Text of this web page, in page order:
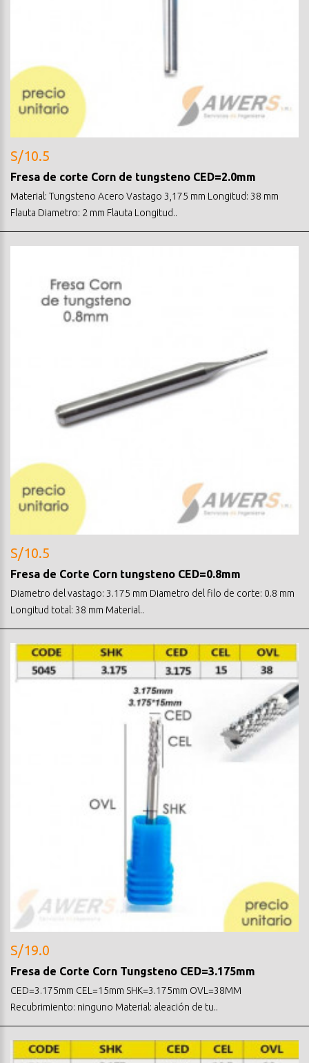
S/10.5
Fresa de corte Corn de tungsteno CED=2.0mm
Material: Tungsteno Acero Vastago 3,175 mm Longitud: 38 mm
Flauta Diametro: 2 mm Flauta Longitud..
S/10.5
Fresa de Corte Corn tungsteno CED=0.8mm
Diametro del vastago: 3.175 mm Diametro del filo de corte: 0.8 mm
Longitud total: 38 mm Material..
S/19.0
Fresa de Corte Corn Tungsteno CED=3.175mm
CED=3.175mm CEL=15mm SHK=3.175mm OVL=38MM
Recubrimiento: ninguno Material: aleación de tu..